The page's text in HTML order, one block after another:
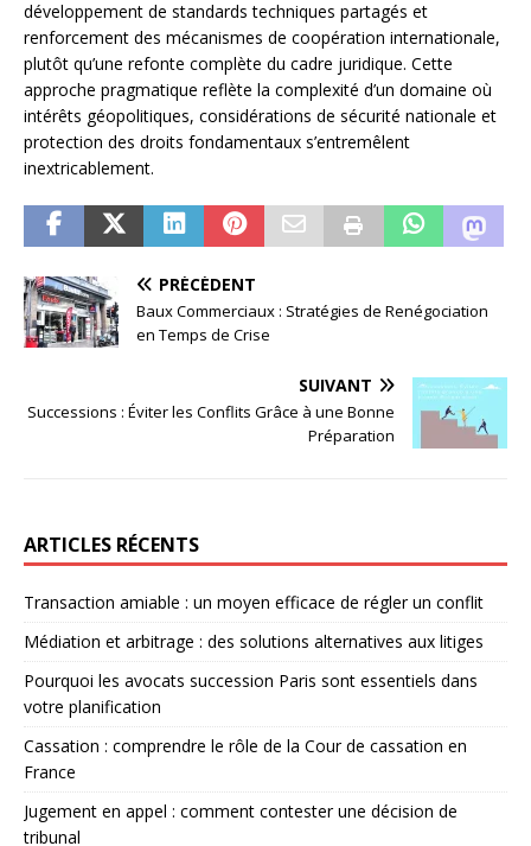
développement de standards techniques partagés et
renforcement des mécanismes de coopération internationale,
plutôt qu’une refonte complète du cadre juridique. Cette
approche pragmatique reflète la complexité d’un domaine où
intérêts géopolitiques, considérations de sécurité nationale et
protection des droits fondamentaux s’entremêlent
inextricablement.
PRÉCÉDENT
Baux Commerciaux : Stratégies de Renégociation
en Temps de Crise
SUIVANT
Successions : Éviter les Conflits Grâce à une Bonne
Préparation
ARTICLES RÉCENTS
Transaction amiable : un moyen efficace de régler un conflit
Médiation et arbitrage : des solutions alternatives aux litiges
Pourquoi les avocats succession Paris sont essentiels dans
votre planification
Cassation : comprendre le rôle de la Cour de cassation en
France
Jugement en appel : comment contester une décision de
tribunal